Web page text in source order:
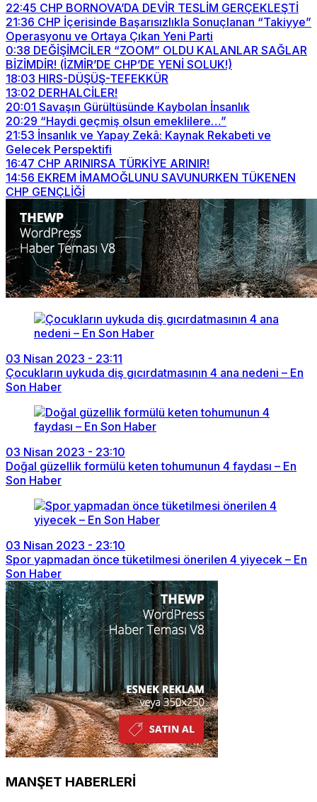
22:45 CHP BORNOVA’DA DEVİR TESLİM GERÇEKLEŞTİ
21:36 CHP İçerisinde Başarısızlıkla Sonuçlanan “Takiyye”
Operasyonu ve Ortaya Çıkan Yeni Parti
0:38 DEĞİŞİMCİLER “ZOOM” OLDU KALANLAR SAĞLAR
BİZİMDİR! (İZMİR’DE CHP’DE YENİ SOLUK!)
18:03 HIRS-DÜŞÜŞ-TEFEKKÜR
13:02 DERHALCİLER!
20:01 Savaşın Gürültüsünde Kaybolan İnsanlık
20:29 “Haydi geçmiş olsun emeklilere…”
21:53 İnsanlık ve Yapay Zekâ: Kaynak Rekabeti ve
Gelecek Perspektifi
16:47 CHP ARINIRSA TÜRKİYE ARINIR!
14:56 EKREM İMAMOĞLUNU SAVUNURKEN TÜKENEN
CHP GENÇLİĞİ
03 Nisan 2023 - 23:11
Çocukların uykuda diş gıcırdatmasının 4 ana nedeni – En
Son Haber
03 Nisan 2023 - 23:10
Doğal güzellik formülü keten tohumunun 4 faydası – En
Son Haber
03 Nisan 2023 - 23:10
Spor yapmadan önce tüketilmesi önerilen 4 yiyecek – En
Son Haber
MANŞET HABERLERİ